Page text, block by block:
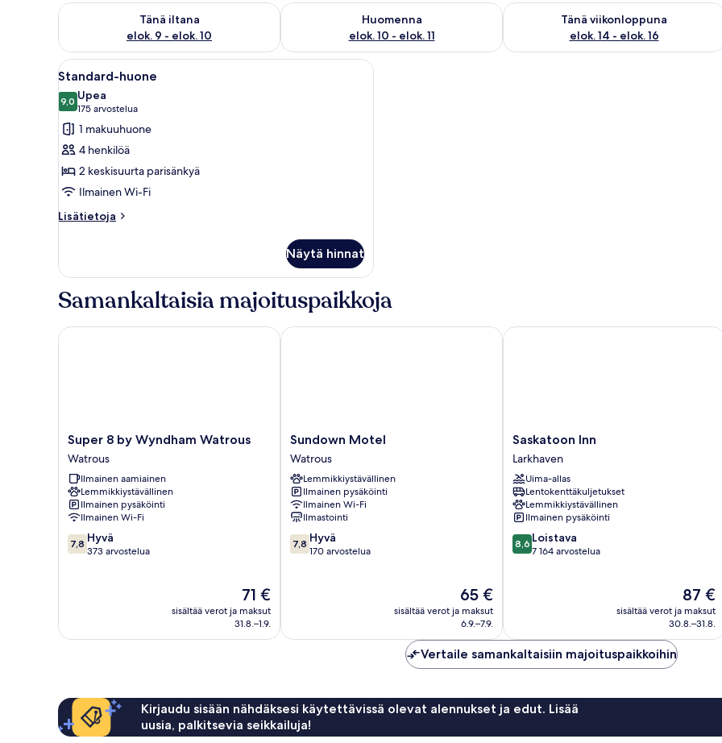
Tänä iltana
elok. 9 - elok. 10
Tarkista tämän illan saatavuus elok. 9 - elok. 10
Huomenna
elok. 10 - elok. 11
Tarkista huomisen saatavuus elok. 10 - elok. 11
Tänä viikonloppuna
elok. 14 - elok. 16
Tarkista tämän viikonlopun saatavuus
Avaa
kaikki
huonetyypin
Standard-
huone
kuvat
Hotellihuone, jossa on kaksi sänkyä, työpöytä, jossa on puhelin, peili ja ikkuna, jossa on verhot.
1
Standard-huone
9,09,0 kautta 10
Upea
175 arvostelua
(175
arvostelua)
1 makuuhuone
4 henkilöä
2 keskisuurta parisänkyä
Ilmainen Wi-Fi
Lisätietoja
Lisätietoja
Näytä hinnat
Samankaltaisia majoituspaikkoja
Super
8
by
Wyndham
Watrous
Watrous
Super 8 by Wyndham Watrous
Watrous
Ilmainen aamiainen
Lemmikkiystävällinen
Ilmainen pysäköinti
Ilmainen Wi-Fi
7.8
kautta
7,8 Hyvä
373 arvostelua
Hinta
on
71 €
71 €
sisältää verot ja maksut
31.8.–1.9.
Super 8 by Wyndham Watrous
Sundown
Motel
Watrous
Sundown Motel
Watrous
Lemmikkiystävällinen
Ilmainen pysäköinti
Ilmainen Wi-Fi
Ilmastointi
7.8
kautta
7,8 Hyvä
170 arvostelua
Hinta
on
65 €
65 €
sisältää verot ja maksut
6.9.–7.9.
Sundown Motel
Saskatoon
Inn
Larkhaven
Saskatoon Inn
Larkhaven
Uima-allas
Lentokenttäkuljetukset
Lemmikkiystävällinen
Ilmainen pysäköinti
8.6
kautta
8,6 Loistava
7 164 arvostelua
Hinta
on
87 €
87 €
sisältää verot ja maksut
30.8.–31.8.
Saskatoon Inn
Vertaile samankaltaisiin majoituspaikkoihin
Kirjaudu sisään nähdäksesi käytettävissä olevat alennukset ja edut. Lisää
uusia, palkitsevia seikkailuja!